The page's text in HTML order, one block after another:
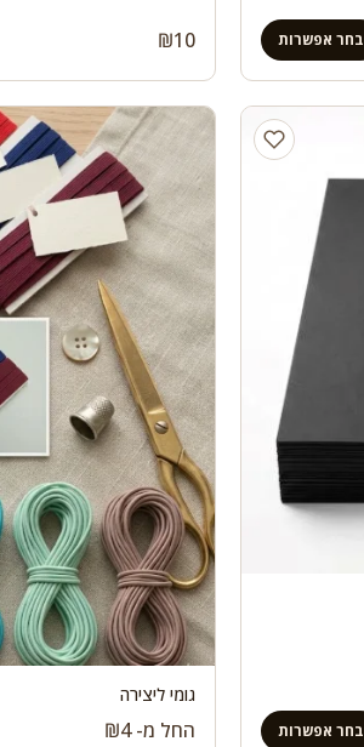
בחר אפשרות ₪10
בחר אפשרות
גומי ליצירה
החל מ- ₪4